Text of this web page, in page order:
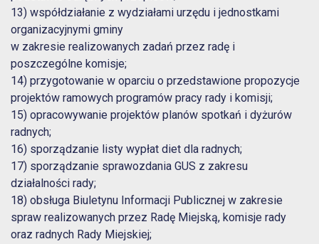
13) współdziałanie z wydziałami urzędu i jednostkami
organizacyjnymi gminy
w zakresie realizowanych zadań przez radę i
poszczególne komisje;
14) przygotowanie w oparciu o przedstawione propozycje
projektów ramowych programów pracy rady i komisji;
15) opracowywanie projektów planów spotkań i dyżurów
radnych;
16) sporządzanie listy wypłat diet dla radnych;
17) sporządzanie sprawozdania GUS z zakresu
działalności rady;
18) obsługa Biuletynu Informacji Publicznej w zakresie
spraw realizowanych przez Radę Miejską, komisje rady
oraz radnych Rady Miejskiej;